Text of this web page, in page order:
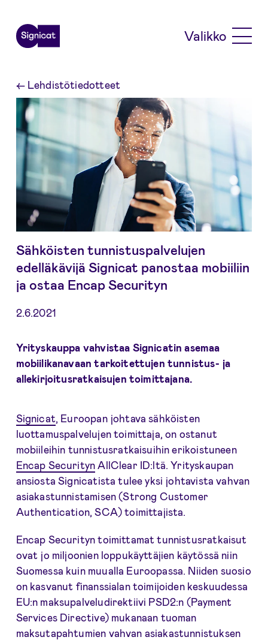
Valikko
←Lehdistötiedotteet
2.6.2021
Sähköisten tunnistuspalvelujen
edelläkävijä Signicat panostaa mobiiliin
ja ostaa Encap Securityn
Yrityskauppa vahvistaa Signicatin asemaa
mobiilikanavaan tarkoitettujen tunnistus- ja
allekirjoitusratkaisujen toimittajana.
Signicat, Euroopan johtava sähköisten
luottamuspalvelujen toimittaja, on ostanut
mobiileihin tunnistusratkaisuihin erikoistuneen
Encap Securityn AllClear ID:ltä. Yrityskaupan
ansiosta Signicatista tulee yksi johtavista vahvan
asiakastunnistamisen (Strong Customer
Authentication, SCA) toimittajista.
Encap Securityn toimittamat tunnistusratkaisut
ovat jo miljoonien loppukäyttäjien käytössä niin
Suomessa kuin muualla Euroopassa. Niiden suosio
on kasvanut finanssialan toimijoiden keskuudessa
EU:n maksupalveludirektiivi PSD2:n (Payment
Services Directive) mukanaan tuoman
maksutapahtumien vahvan asiakastunnistuksen